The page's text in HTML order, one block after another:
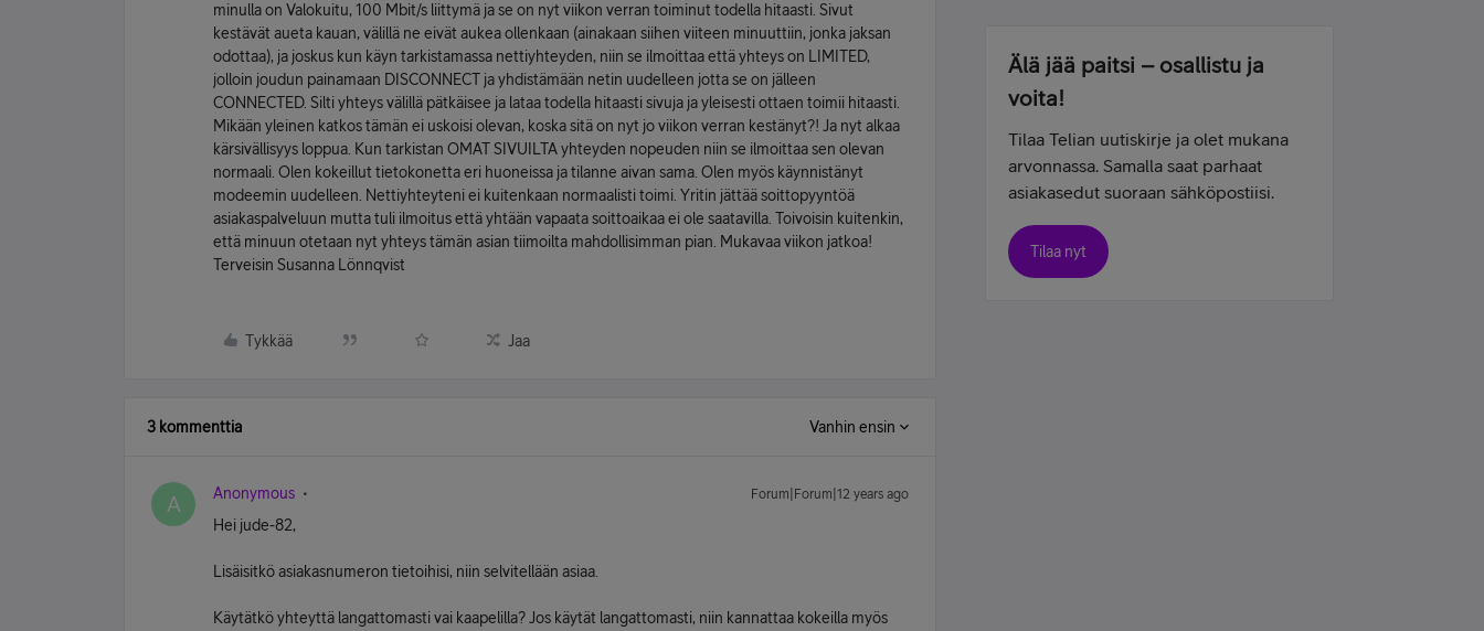
minulla on Valokuitu, 100 Mbit/s liittymä ja se on nyt viikon verran toiminut todella hitaasti. Sivut
kestävät aueta kauan, välillä ne eivät aukea ollenkaan (ainakaan siihen viiteen minuuttiin, jonka jaksan
odottaa), ja joskus kun käyn tarkistamassa nettiyhteyden, niin se ilmoittaa että yhteys on LIMITED,
jolloin joudun painamaan DISCONNECT ja yhdistämään netin uudelleen jotta se on jälleen
CONNECTED. Silti yhteys välillä pätkäisee ja lataa todella hitaasti sivuja ja yleisesti ottaen toimii hitaasti.
Mikään yleinen katkos tämän ei uskoisi olevan, koska sitä on nyt jo viikon verran kestänyt?! Ja nyt alkaa
kärsivällisyys loppua. Kun tarkistan OMAT SIVUILTA yhteyden nopeuden niin se ilmoittaa sen olevan
normaali. Olen kokeillut tietokonetta eri huoneissa ja tilanne aivan sama. Olen myös käynnistänyt
modeemin uudelleen. Nettiyhteyteni ei kuitenkaan normaalisti toimi. Yritin jättää soittopyyntöä
asiakaspalveluun mutta tuli ilmoitus että yhtään vapaata soittoaikaa ei ole saatavilla. Toivoisin kuitenkin,
että minuun otetaan nyt yhteys tämän asian tiimoilta mahdollisimman pian. Mukavaa viikon jatkoa!
Terveisin Susanna Lönnqvist
Tykkää Jaa
3 kommenttia Vanhin ensin
A Anonymous Forum|Forum|12 years ago
Hei jude-82,
Lisäisitkö asiakasnumeron tietoihisi, niin selvitellään asiaa.
Käytätkö yhteyttä langattomasti vai kaapelilla? Jos käytät langattomasti, niin kannattaa kokeilla myös
Älä jää paitsi – osallistu ja
voita!
Tilaa Telian uutiskirje ja olet mukana
arvonnassa. Samalla saat parhaat
asiakasedut suoraan sähköpostiisi.
Tilaa nyt